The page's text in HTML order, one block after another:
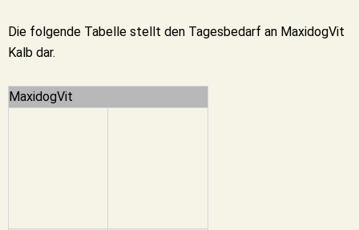
Die folgende Tabelle stellt den Tagesbedarf an MaxidogVit
Kalb dar.
MaxidogVit